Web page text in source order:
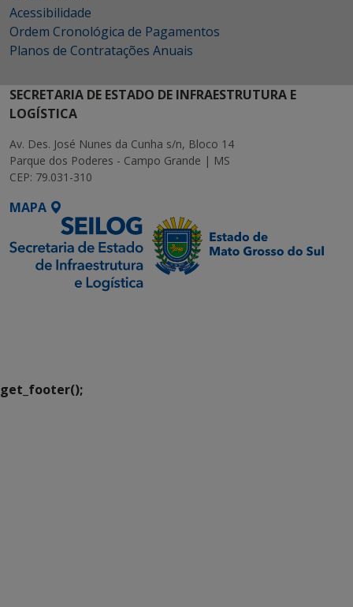
Acessibilidade
Ordem Cronológica de Pagamentos
Planos de Contratações Anuais
SECRETARIA DE ESTADO DE INFRAESTRUTURA E
LOGÍSTICA
Av. Des. José Nunes da Cunha s/n, Bloco 14
Parque dos Poderes - Campo Grande | MS
CEP: 79.031-310
MAPA
get_footer();